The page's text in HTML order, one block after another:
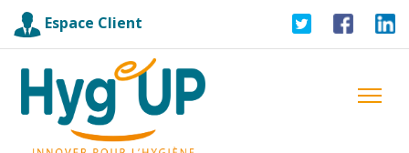
Espace Client